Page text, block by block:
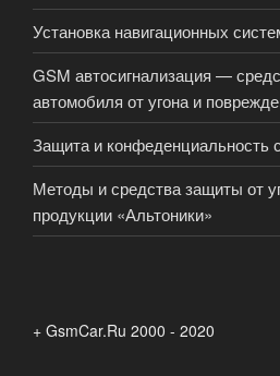
Установка навигационных
GSM автосигнализация —
автомобиля от угона и
Защита и конфеденциальность
Методы и средства защиты от
продукции «Альтоники»
+ GsmCar.Ru 2000 - 2020